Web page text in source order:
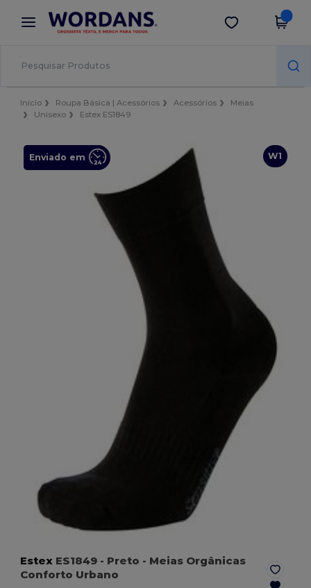
× App Wordans
Melhores preços na app!
Obter app
Início Roupa Básica | Acessórios Acessórios
Meias
Unisexo
Estex ES1849
W1
Enviado em
Estex ES1849 - Preto - Meias Orgânicas
Conforto Urbano